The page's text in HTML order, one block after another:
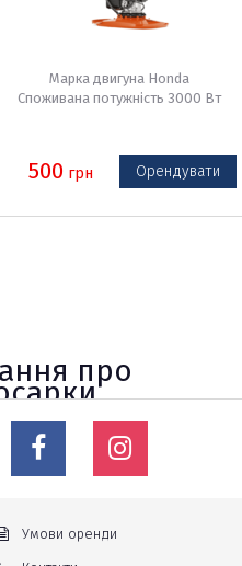
Марка двигуна Honda
Споживана потужність 3000 Вт
500 грн Орендувати
про
для скошування
ям і купин. Якщо у вас є
Умови оренди